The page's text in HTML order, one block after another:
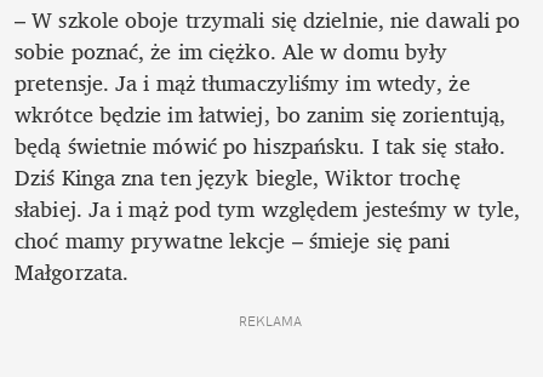
– W szkole oboje trzymali się dzielnie, nie dawali po
sobie poznać, że im ciężko. Ale w domu były
pretensje. Ja i mąż tłumaczyliśmy im wtedy, że
wkrótce będzie im łatwiej, bo zanim się zorientują,
będą świetnie mówić po hiszpańsku. I tak się stało.
Dziś Kinga zna ten język biegle, Wiktor trochę
słabiej. Ja i mąż pod tym względem jesteśmy w tyle,
choć mamy prywatne lekcje – śmieje się pani
Małgorzata.
REKLAMA